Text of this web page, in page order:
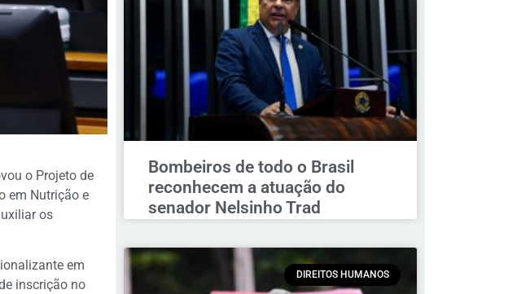
o Projeto de
em Nutrição e
os
em
inscrição no
Bombeiros de todo o Brasil
reconhecem a atuação do
senador Nelsinho Trad
DIREITOS HUMANOS